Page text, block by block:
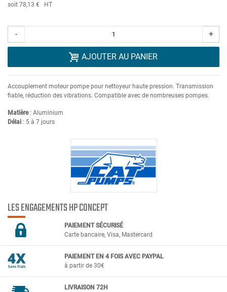
soit 78,13 € HT
- +
AJOUTER AU PANIER
Accouplement moteur pompe pour nettoyeur haute pression. Transmission
fiable, réduction des vibrations. Compatible avec de nombreuses pompes.
Matière: Aluminium
Délai : 5 à 7 jours
LES ENGAGEMENTS HP CONCEPT
PAIEMENT SÉCURISÉ
Carte bancaire, Visa, Mastercard
PAIEMENT EN 4 FOIS AVEC PAYPAL
à partir de 30€
LIVRAISON 72H